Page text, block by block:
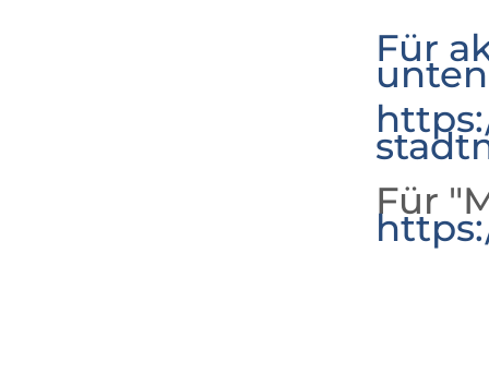
Für
Für